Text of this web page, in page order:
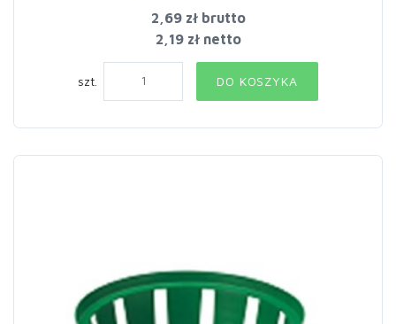
2,69 złbrutto
2,19 zł netto
szt. DO KOSZYKA